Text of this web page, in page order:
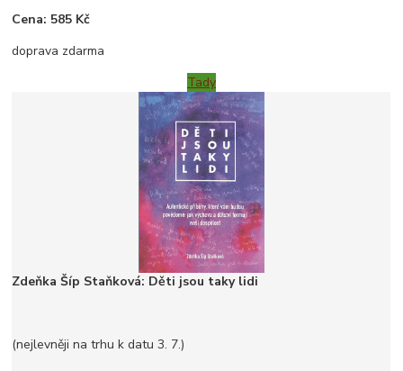
Cena: 585 Kč
doprava zdarma
Tady
Zdeňka Šíp Staňková: Děti jsou taky lidi
(nejlevněji na trhu k datu 3. 7.)